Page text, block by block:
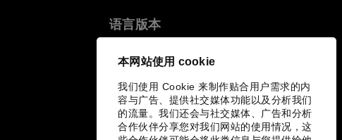
本网站使用 cookie
我们使用 Cookie 来制作贴合用户需求的内
容与广告、提供社交媒体功能以及分析我们
的流量。我们还会与社交媒体、广告和分析
合作伙伴分享您对我们网站的使用情况，这
语言版本